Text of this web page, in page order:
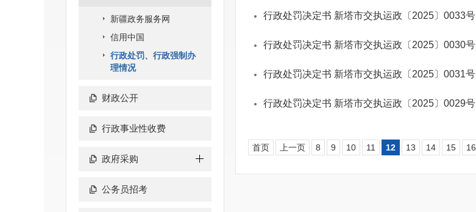
新疆政务服务网
信用中国
行政处罚、行政强制办
理情况
财政公开
行政事业性收费
政府采购
公务员招考
行政处罚决定书 新塔市交执运政〔2025〕0033号
行政处罚决定书 新塔市交执运政〔2025〕0030号
行政处罚决定书 新塔市交执运政〔2025〕0031号
行政处罚决定书 新塔市交执运政〔2025〕0029号
首页 上一页 8 9 10 11 12 13 14 15 16